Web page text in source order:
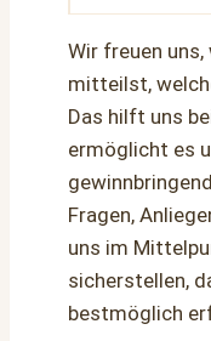
Wir freuen
mitteilst,
Das hilft uns
ermöglicht es
Fragen,
uns im
sicherstellen,
bestmöglich